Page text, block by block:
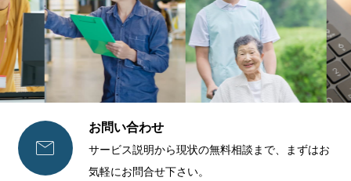

お問い合わせ
サービス説明から現状の無料相談まで、まずはお
気軽にお問合せ下さい。